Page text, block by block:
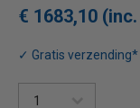
€ 1683,10
✓ Gratis